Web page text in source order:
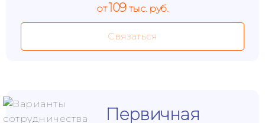
от109 тыс. руб.
Связаться
Первичная